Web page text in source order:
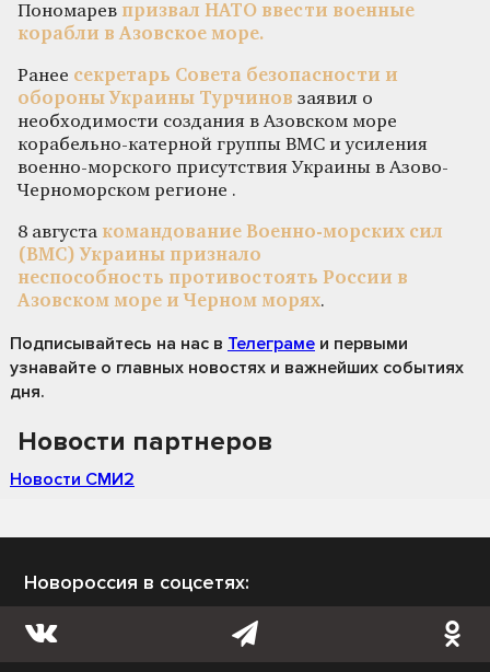
Пономарев призвал НАТО ввести военные
корабли в Азовское море.
Ранее секретарь Совета безопасности и
обороны Украины Турчинов заявил о
необходимости создания в Азовском море
корабельно-катерной группы ВМС и усиления
военно-морского присутствия Украины в Азово-
Черноморском регионе .
8 августа командование Военно-морских сил
(ВМС) Украины признало
неспособность противостоять России в
Азовском море и Черном морях.
Подписывайтесь на нас в Телеграме и первыми
узнавайте о главных новостях и важнейших событиях
дня.
Новости партнеров
Новости СМИ2
Новороссия в соцсетях: